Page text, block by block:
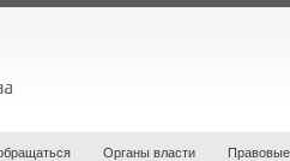
Органы власти